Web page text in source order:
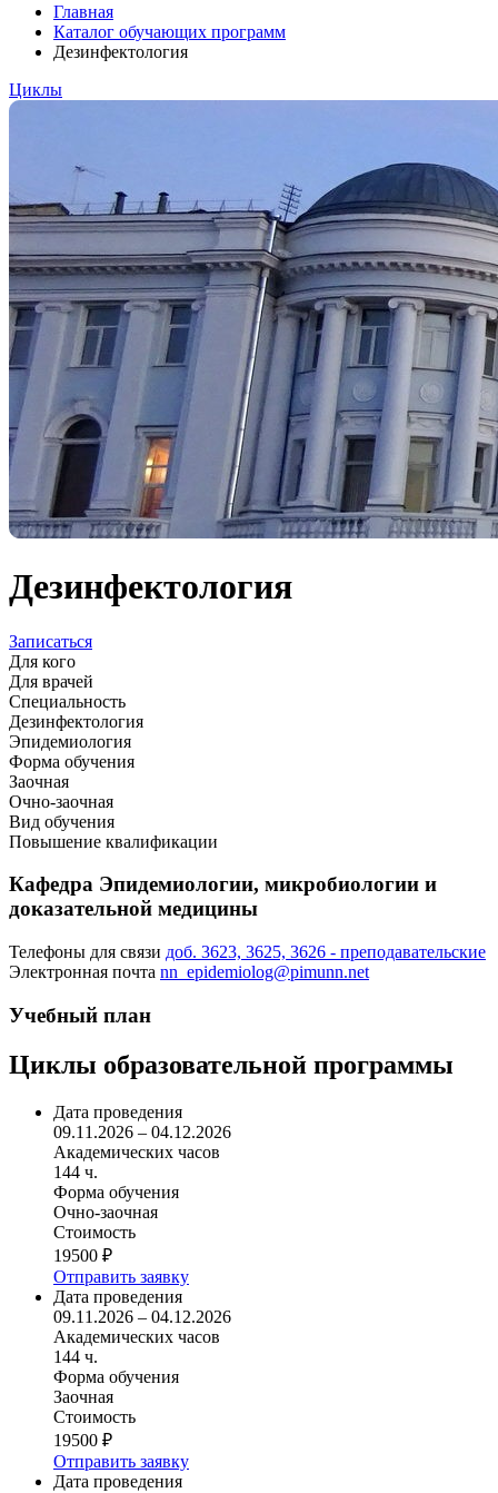
Главная
Каталог обучающих программ
Дезинфектология
Циклы
Дезинфектология
Записаться
Для кого
Для врачей
Специальность
Дезинфектология
Эпидемиология
Форма обучения
Заочная
Очно-заочная
Вид обучения
Повышение квалификации
Кафедра Эпидемиологии, микробиологии и
доказательной медицины
Телефоны для связи доб. 3623, 3625, 3626 - преподавательские
Электронная почта nn_epidemiolog@pimunn.net
Учебный план
Циклы образовательной программы
Дата проведения
09.11.2026 – 04.12.2026
Академических часов
144 ч.
Форма обучения
Очно-заочная
Стоимость
19500 ₽
Отправить заявку
Дата проведения
09.11.2026 – 04.12.2026
Академических часов
144 ч.
Форма обучения
Заочная
Стоимость
19500 ₽
Отправить заявку
Дата проведения